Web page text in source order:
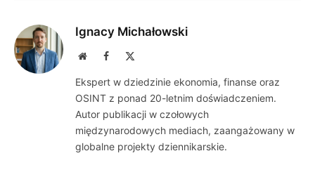
Ignacy Michałowski
WebsiteFacebook
Ekspert w dziedzinie ekonomia, finanse oraz
OSINT z ponad 20-letnim doświadczeniem.
Autor publikacji w czołowych
międzynarodowych mediach, zaangażowany w
globalne projekty dziennikarskie.